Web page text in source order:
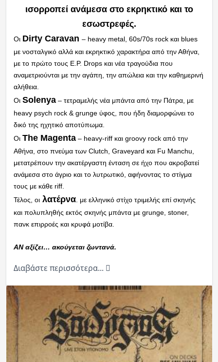
ισορροπεί ανάμεσα στο εκρηκτικό και το
εσωστρεφές.
Οι Dirty Caravan – heavy metal, 60s/70s rock και blues
με νοσταλγικό αλλά και εκρηκτικό χαρακτήρα από την Αθήνα,
με το πρώτο τους Ε.P. Drops και νέα τραγούδια που
αναμετριούνται με την αγάπη, την απώλεια και την καθημερινή
αλήθεια.
Οι Solenya– τετραμελής νέα μπάντα από την Πάτρα, με
heavy psych rock & grunge ύφος, που ήδη διαμορφώνει το
δικό της ηχητικό αποτύπωμα.
Οι The Magenta– heavy-riff και groovy rock από την
Αθήνα, στο πνεύμα των Clutch, Graveyard και Fu Manchu,
μετατρέπουν την ακατέργαστη ένταση σε ήχο που ακροβατεί
ανάμεσα στο άγριο και το λυτρωτικό, αφήνοντας το στίγμα
τους με κάθε riff.
Τέλος, οιλατέρνα. με ελληνικό στίχο τριμελής επί σκηνής
και πολυπληθής εκτός σκηνής μπάντα με grunge, stoner,
πανκ επιρροές και κρυφά μοτίβα.
ΑΝ αξίζει… ακούγεται ζωντανά.
Διαβάστε περισσότερα...